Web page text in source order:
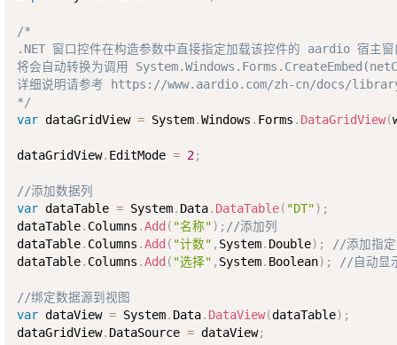
/*
.NET 窗口控件在构造参数中直接指定加载该控件的 aardio 宿主
将会自动转换为调用
详细说明请参考 https://www.aardio.com/zh-cn/docs/
*/
var dataGridView = System.Windows . Forms . DataGridView(
dataGridView. EditMode = 2;
//添加数据列
var dataTable = System. Data. DataTable( "DT") ;
dataTable. Columns .Add ( "名称") ; //添加列
dataTable. Columns .Add ( "计数" , System. Double) ;
//添加指定
dataTable. Columns .Add ( "选择" , System. Boolean) ; //自动显
//绑定数据源到视图
var dataView = System. Data. DataView(dataTable) ;
dataGridView. DataSource = dataView;